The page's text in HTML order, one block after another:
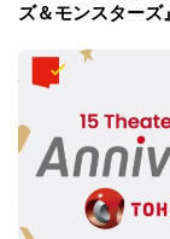
ズ＆モンスターズ